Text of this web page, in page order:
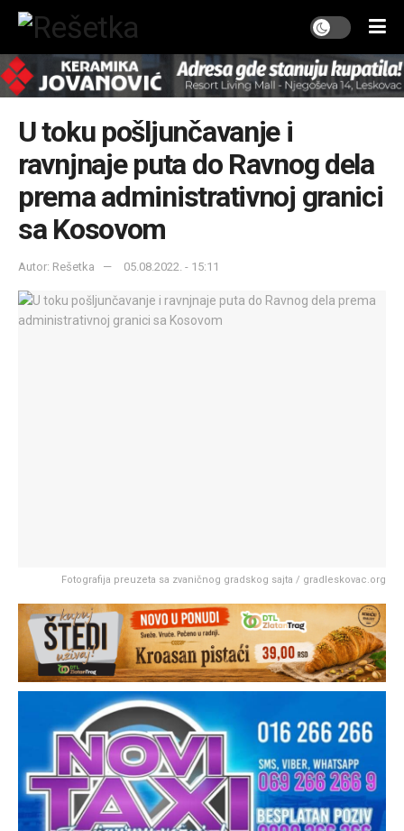
U toku pošljunčavanje i
ravnjnaje puta do Ravnog dela
prema administrativnoj granici
sa Kosovom
Autor: Rešetka 05.08.2022. - 15:11
Fotografija preuzeta sa zvaničnog gradskog sajta / gradleskovac.org